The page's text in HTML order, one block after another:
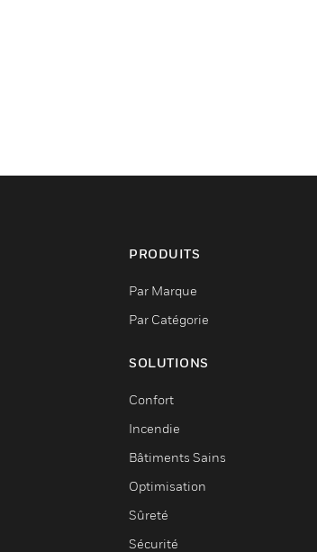
PRODUITS
Par Marque
Par Catégorie
SOLUTIONS
Confort
Incendie
Bâtiments Sains
Optimisation
Sûreté
Sécurité